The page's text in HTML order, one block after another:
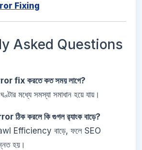
Fixing
Asked Questions
fix করতে কত সময় লাগে?
মধ্যে সমস্যা সমাধান হয়ে যায়।
করলে কি গুগল র‌্যাংক বাড়ে?
Efficiency বাড়ে, ফলে SEO
হয়।